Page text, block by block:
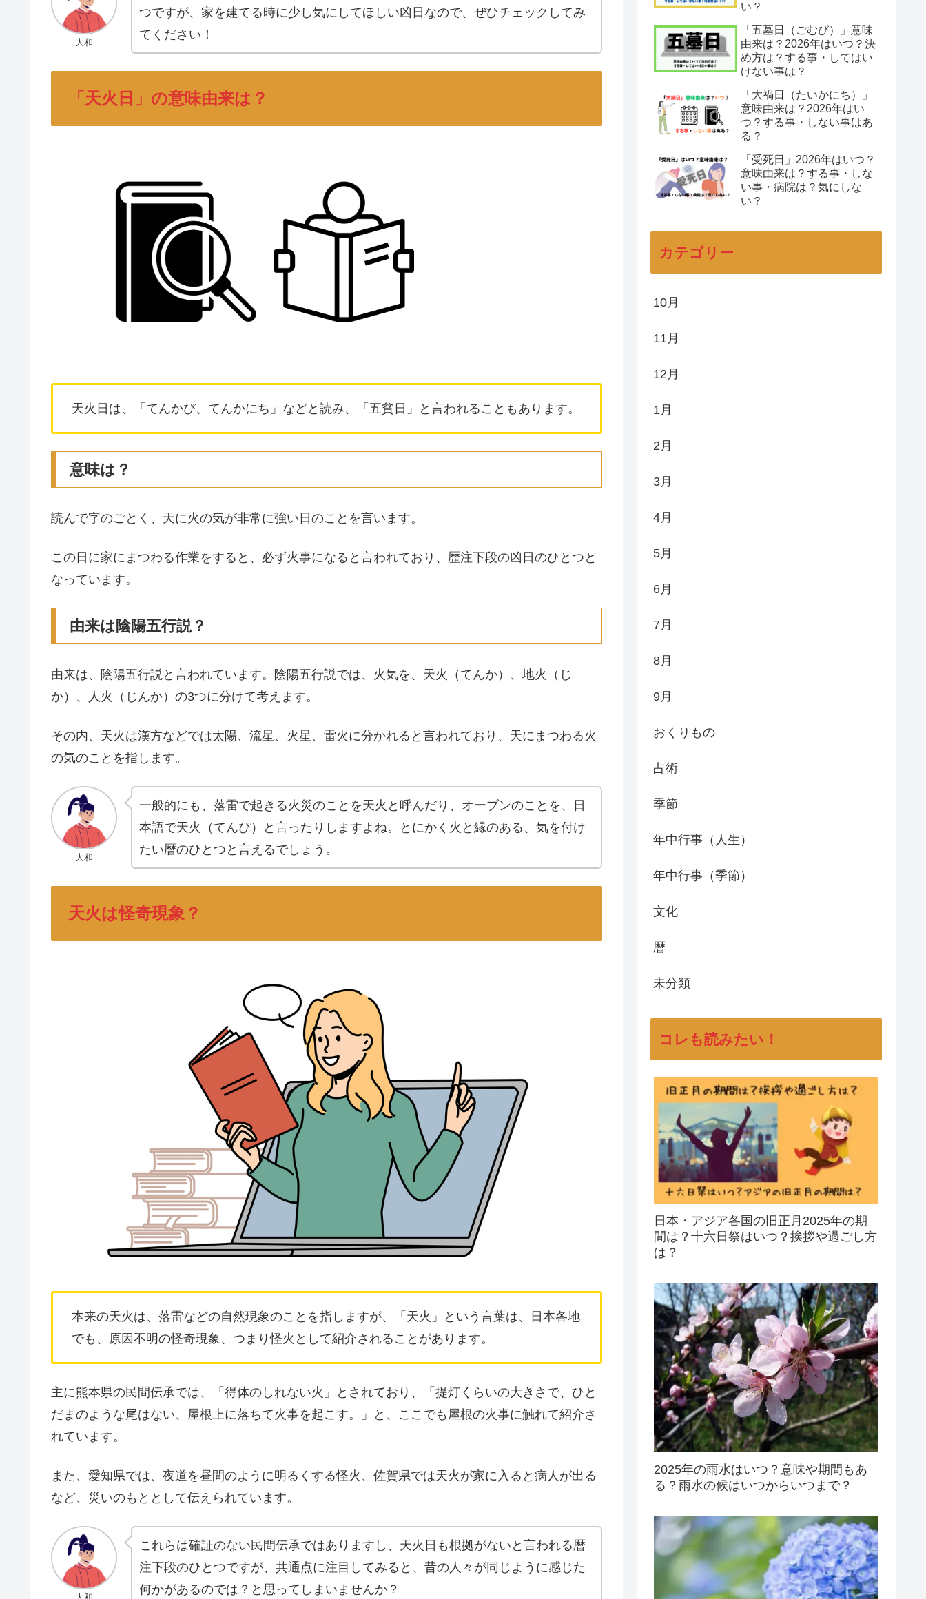
大和
つですが、家を建てる時に少し気にしてほしい凶日なので、ぜひチェックしてみ
てください！
「天火日」の意味由来は？
天火日は、「てんかび、てんかにち」などと読み、「五貧日」と言われることもあります。
意味は？
読んで字のごとく、天に火の気が非常に強い日のことを言います。
この日に家にまつわる作業をすると、必ず火事になると言われており、歴注下段の凶日のひとつと
なっています。
由来は陰陽五行説？
由来は、陰陽五行説と言われています。陰陽五行説では、火気を、天火（てんか）、地火（じ
か）、人火（じんか）の3つに分けて考えます。
その内、天火は漢方などでは太陽、流星、火星、雷火に分かれると言われており、天にまつわる火
の気のことを指します。
大和
一般的にも、落雷で起きる火災のことを天火と呼んだり、オーブンのことを、日
本語で天火（てんぴ）と言ったりしますよね。とにかく火と縁のある、気を付け
たい暦のひとつと言えるでしょう。
天火は怪奇現象？
本来の天火は、落雷などの自然現象のことを指しますが、「天火」という言葉は、日本各地
でも、原因不明の怪奇現象、つまり怪火として紹介されることがあります。
主に熊本県の民間伝承では、「得体のしれない火」とされており、「提灯くらいの大きさで、ひと
だまのような尾はない、屋根上に落ちて火事を起こす。」と、ここでも屋根の火事に触れて紹介さ
れています。
また、愛知県では、夜道を昼間のように明るくする怪火、佐賀県では天火が家に入ると病人が出る
など、災いのもととして伝えられています。
これらは確証のない民間伝承ではありますし、天火日も根拠がないと言われる暦
注下段のひとつですが、共通点に注目してみると、昔の人々が同じように感じた
何かがあるのでは？と思ってしまいませんか？
い？
「五墓日（ごむび）」意味
由来は？2026年はいつ？決
め方は？する事・してはい
けない事は？
「大禍日（たいかにち）」
意味由来は？2026年はい
つ？する事・しない事はあ
る？
「受死日」2026年はいつ？
意味由来は？する事・しな
い事・病院は？気にしな
い？
カテゴリー
10月
11月
12月
1月
2月
3月
4月
5月
6月
7月
8月
9月
おくりもの
占術
季節
年中行事（人生）
年中行事（季節）
文化
暦
未分類
コレも読みたい！
日本・アジア各国の旧正月2025年の期
間は？十六日祭はいつ？挨拶や過ごし方
は？
2025年の雨水はいつ？意味や期間もあ
る？雨水の候はいつからいつまで？